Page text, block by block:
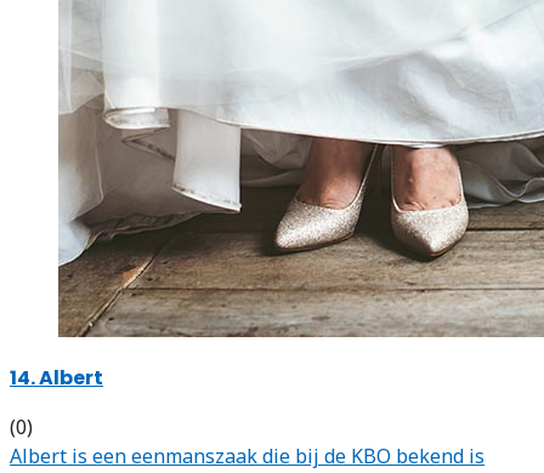
14. Albert
(0)
Albert is een eenmanszaak die bij de KBO bekend is